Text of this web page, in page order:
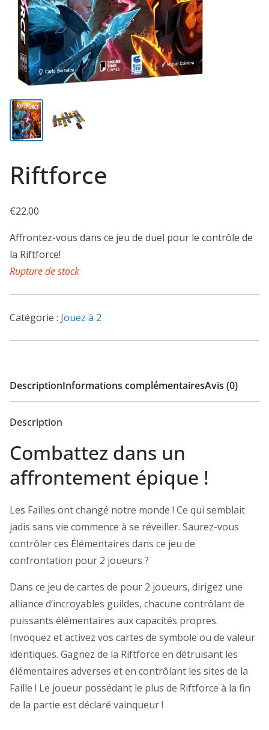
Riftforce
€22.00
Affrontez-vous dans ce jeu de duel pour le contrôle de
la Riftforce!
Rupture de stock
Catégorie : Jouez à 2
DescriptionInformations complémentairesAvis (0)
Description
Combattez dans un
affrontement épique !
Les Failles ont changé notre monde ! Ce qui semblait
jadis sans vie commence à se réveiller. Saurez-vous
contrôler ces Élémentaires dans ce jeu de
confrontation pour 2 joueurs ?
Dans ce jeu de cartes de pour 2 joueurs, dirigez une
alliance d‘incroyables guildes, chacune contrôlant de
puissants élémentaires aux capacités propres.
Invoquez et activez vos cartes de symbole ou de valeur
identiques. Gagnez de la Riftforce en détruisant les
élémentaires adverses et en contrôlant les sites de la
Faille ! Le joueur possédant le plus de Riftforce à la fin
de la partie est déclaré vainqueur !